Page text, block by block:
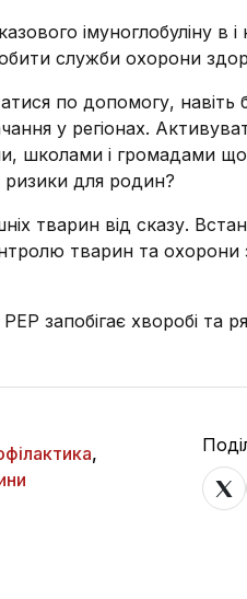
імуноглобуліну в
служби охорони
по допомогу, навіть
у регіонах.
школами і громадами
ризики для родин?
тварин від сказу.
тварин та охорони
запобігає хворобі та
,